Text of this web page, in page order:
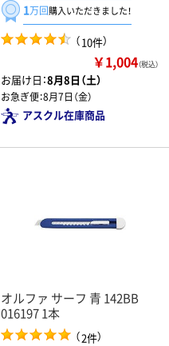
1万回購入いただきました！
（10件）
￥1,004（税込）
お届け日：8月8日（土）
お急ぎ便：8月7日（金）
アスクル在庫商品
オルファ サーフ 青 142BB
016197 1本
（2件）